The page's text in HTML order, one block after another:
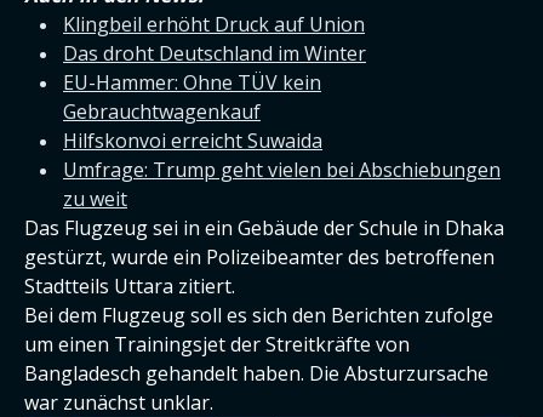
Klingbeil erhöht Druck auf Union
Das droht Deutschland im Winter
EU-Hammer: Ohne TÜV kein
Gebrauchtwagenkauf
Hilfskonvoi erreicht Suwaida
Umfrage: Trump geht vielen bei Abschiebungen
zu weit
Das Flugzeug sei in ein Gebäude der Schule in Dhaka
gestürzt, wurde ein Polizeibeamter des betroffenen
Stadtteils Uttara zitiert.
Bei dem Flugzeug soll es sich den Berichten zufolge
um einen Trainingsjet der Streitkräfte von
Bangladesch gehandelt haben. Die Absturzursache
war zunächst unklar.